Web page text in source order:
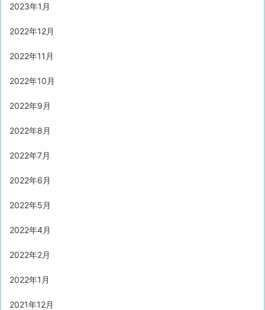
2023年1月
2022年12月
2022年11月
2022年10月
2022年9月
2022年8月
2022年7月
2022年6月
2022年5月
2022年4月
2022年2月
2022年1月
2021年12月